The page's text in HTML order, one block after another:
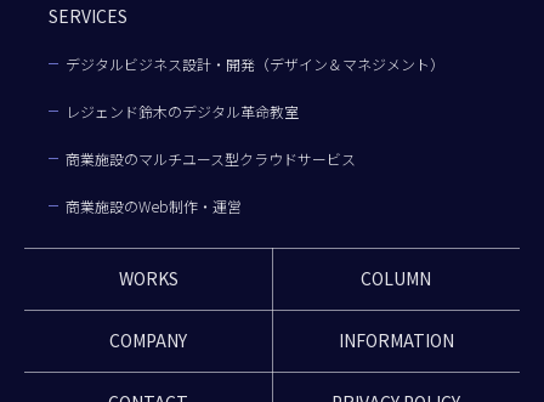
SERVICES
デジタルビジネス設計・開発（デザイン＆マネジメント）
レジェンド鈴木のデジタル革命教室
商業施設のマルチユース型クラウドサービス
商業施設のWeb制作・運営
WORKS COLUMN
COMPANY INFORMATION